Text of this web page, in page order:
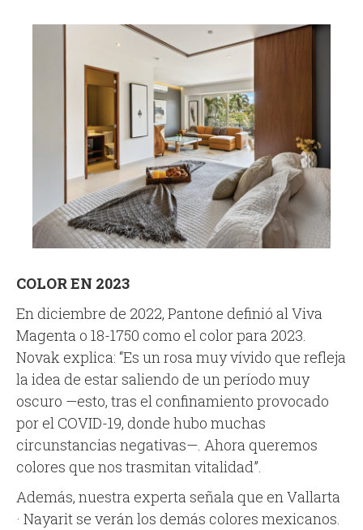
COLOR EN 2023
En diciembre de 2022, Pantone definió al Viva
Magenta o 18-1750 como el color para 2023.
Novak explica: “Es un rosa muy vívido que refleja
la idea de estar saliendo de un período muy
oscuro —esto, tras el confinamiento provocado
por el COVID-19, donde hubo muchas
circunstancias negativas—. Ahora queremos
colores que nos trasmitan vitalidad”.
Además, nuestra experta señala que en Vallarta
· Nayarit se verán los demás colores mexicanos.